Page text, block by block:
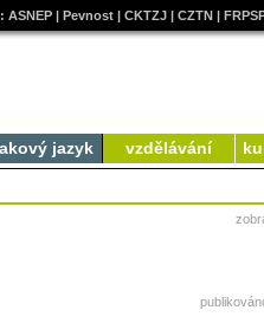
ASNEP| Pevnost| CKTZJ| CZTN|
jazyk vzdělávání